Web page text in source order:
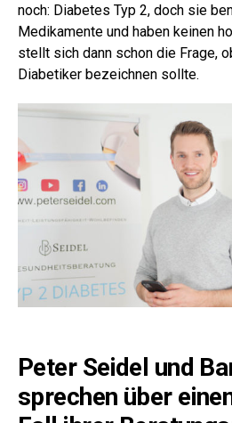
noch: Diabetes Typ 2, doch sie
Medikamente und haben keinen
stellt sich dann schon die Frage,
Diabetiker bezeichnen sollte.
Peter Seidel und
sprechen über